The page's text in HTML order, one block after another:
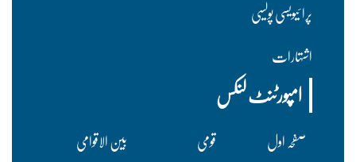
پرا ئیویسی پولسیی
اشتہارات
امپورٹنٹ لنکس
صفحہ اول قومی
بین الاقوامی